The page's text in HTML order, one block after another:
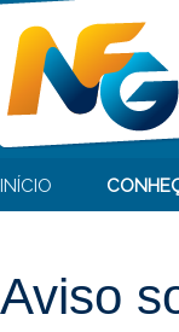
INÍCIO
Aviso